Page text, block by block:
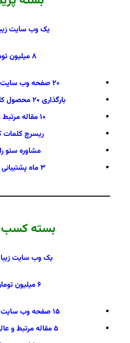
یک وب سایت
۲۰ صفحه وب سایت واکنش گرا
بارگذاری ۲۰ محصول کاملا سئو شده
۱۰ مقاله مرتبط و عالی
ریسرچ کلمات
مشاوره سئو
۳ ماه پشتیبانی رایگان
بسته کسب
یک وب سایت
۶ میلیون تومان
۱۵ صفحه وب سایت واکنش گرا
۵ مقاله مرتبط و عالی در وبلاگ